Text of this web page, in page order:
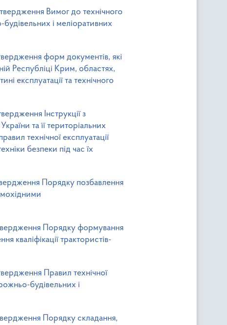
Вимог до технічного
і меліоративних
форм документів, які
Республіці Крим, областях,
експлуатації та технічного
Інструкції з
та її територіальних
технічної експлуатації
безпеки під час їх
Порядку позбавлення
Порядку формування
кваліфікації трактористів-
Правил технічної
будівельних і
Порядку складання,